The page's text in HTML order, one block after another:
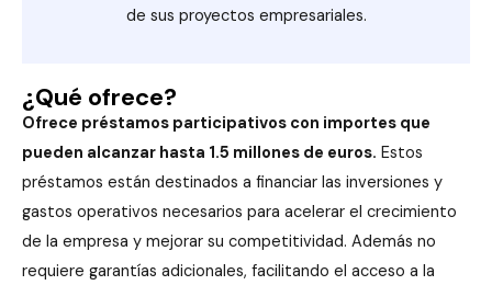
de sus proyectos empresariales.
¿Qué ofrece?
Ofrece préstamos participativos con importes que
pueden alcanzar hasta 1.5 millones de euros. Estos
préstamos están destinados a financiar las inversiones y
gastos operativos necesarios para acelerar el crecimiento
de la empresa y mejorar su competitividad. Además no
requiere garantías adicionales, facilitando el acceso a la